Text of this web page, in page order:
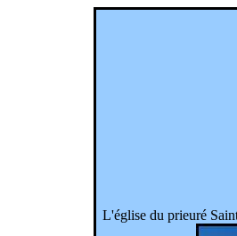
L'église du prieuré